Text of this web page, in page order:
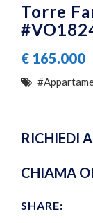
Torre
€ 165.000
RICHIEDI
CHIAMA
SHARE: